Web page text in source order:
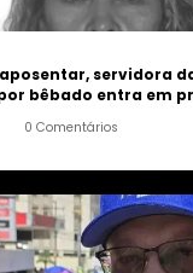
aposentar, servidora
bêbado entra em
0 Comentários